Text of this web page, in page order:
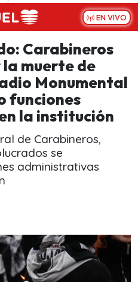
EN VIVO
Carabineros
muerte de
Monumental
funciones
la institución
de Carabineros,
se
administrativas